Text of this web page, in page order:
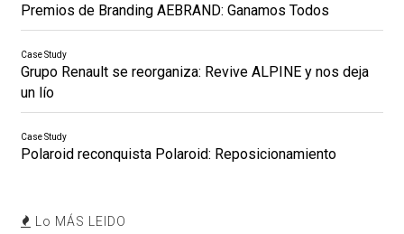
Premios de Branding AEBRAND: Ganamos Todos
Case Study
Grupo Renault se reorganiza: Revive ALPINE y nos deja
un lío
Case Study
Polaroid reconquista Polaroid: Reposicionamiento
Lo MÁS LEIDO